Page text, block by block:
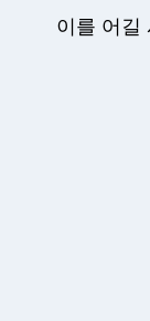
이를 어길